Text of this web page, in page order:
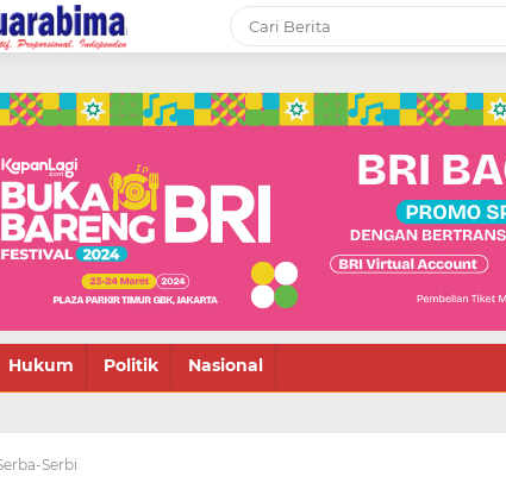
terbaru tentang
daerah sekitar
Hukum Politik Nasional
Serbi